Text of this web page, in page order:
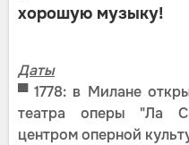
хорошую музыку!
Даты
▀1778: в Милане
театра оперы "Ла
центром оперной